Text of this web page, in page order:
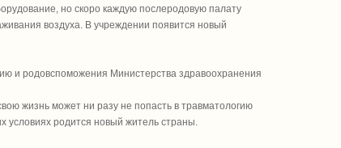
но скоро каждую послеродовую палату
воздуха. В учреждении появится новый
и родовспоможения Министерства здравоохранения
жизнь может ни разу не попасть в травматологию
условиях родится новый житель страны.